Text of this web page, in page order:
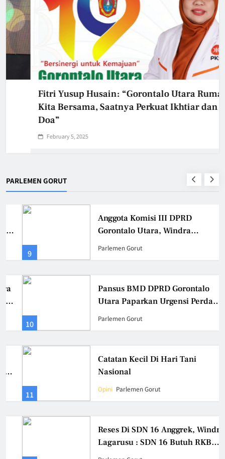
Fitri Yusup Husain: “Gorontalo Utara Rumah
Kita Bersama, Saatnya Perkuat Ikhtiar dan
February 5, 2025
Anggota Komisi III DPRD
Gorontalo Utara, Windra
Tetapkan Jadwal Pasti
Pembayaran TPG Gaji 13 dan THR
Guru 2025
Pansus BMD DPRD Gorontalo
Utara Paparkan Urgensi Perda
BMD Di Kemendagri RI
Catatan Kecil Di Hari Tani
Nasional
Reses Di SDN 16 Anggrek, Windra
Lagarusu : SDN 16 Butuh RKB
dan Ruang Perpustakaan